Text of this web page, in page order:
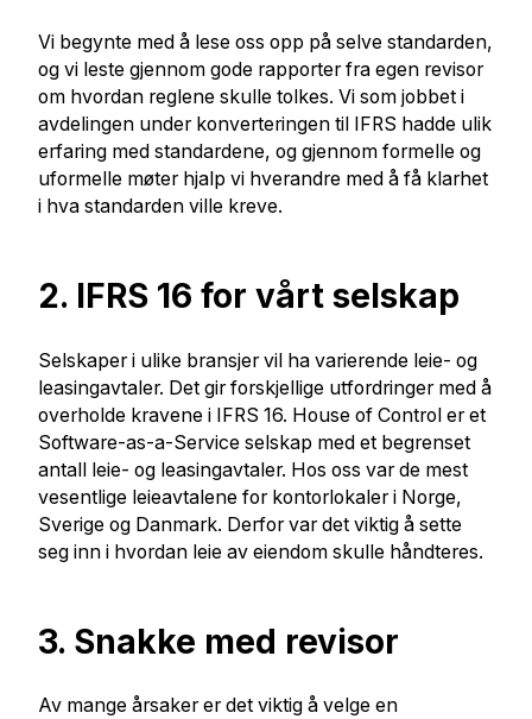
Vi begynte med å lese oss opp på selve standarden,
og vi leste gjennom gode rapporter fra egen revisor
om hvordan reglene skulle tolkes. Vi som jobbet i
avdelingen under konverteringen til IFRS hadde ulik
erfaring med standardene, og gjennom formelle og
uformelle møter hjalp vi hverandre med å få klarhet
i hva standarden ville kreve.
2. IFRS 16 for vårt selskap
Selskaper i ulike bransjer vil ha varierende leie- og
leasingavtaler. Det gir forskjellige utfordringer med å
overholde kravene i IFRS 16. House of Control er et
Software-as-a-Service selskap med et begrenset
antall leie- og leasingavtaler. Hos oss var de mest
vesentlige leieavtalene for kontorlokaler i Norge,
Sverige og Danmark. Derfor var det viktig å sette
seg inn i hvordan leie av eiendom skulle håndteres.
3. Snakke med revisor
Av mange årsaker er det viktig å velge en